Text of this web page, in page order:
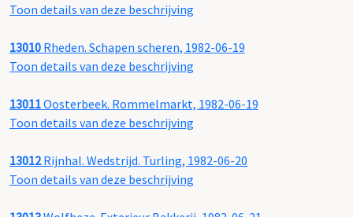
Toon details van deze beschrijving
13010 Rheden. Schapen scheren, 1982-06-19
Toon details van deze beschrijving
13011Oosterbeek. Rommelmarkt, 1982-06-19
Toon details van deze beschrijving
13012Rijnhal. Wedstrijd. Turling, 1982-06-20
Toon details van deze beschrijving